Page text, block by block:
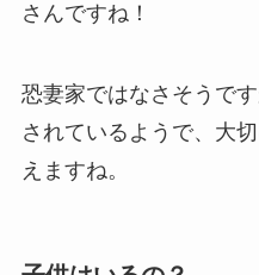
さんですね！
恐妻家ではなさそうで
されているようで、大
えますね。